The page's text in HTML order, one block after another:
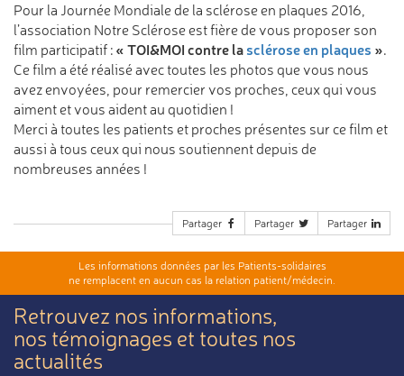
Pour la Journée Mondiale de la sclérose en plaques 2016,
l’association Notre Sclérose est fière de vous proposer son
film participatif : « TOI&MOI contre lasclérose en plaques ».
Ce film a été réalisé avec toutes les photos que vous nous
avez envoyées, pour remercier vos proches, ceux qui vous
aiment et vous aident au quotidien !
Merci à toutes les patients et proches présentes sur ce film et
aussi à tous ceux qui nous soutiennent depuis de
nombreuses années !
Partager Partager Partager
Les informations données par les Patients-solidaires
ne remplacent en aucun cas la relation patient/médecin.
Retrouvez nos informations,
nos témoignages et toutes nos
actualités